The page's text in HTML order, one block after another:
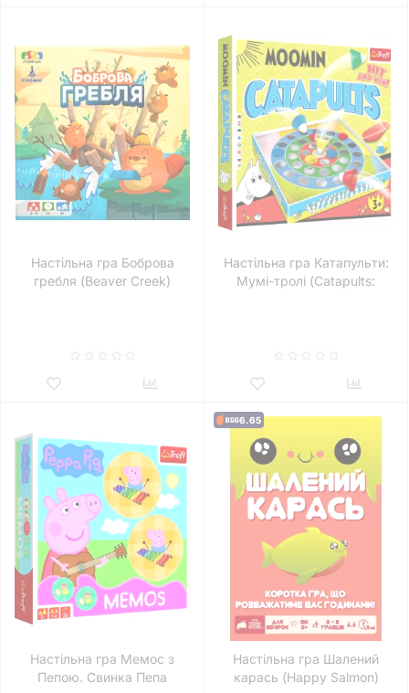
Настільна гра Боброва
гребля (Beaver Creek)
Настільна гра Катапульти:
Мумі-тролі (Catapults:
Настільна гра Мемос з
Пепою. Свинка Пепа
6.65
Настільна гра Шалений
карась (Happy Salmon)